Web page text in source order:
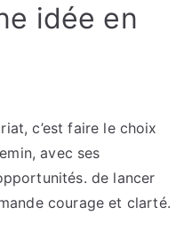
le
idée en
c’est faire le choix
avec ses
de lancer
courage et clarté.